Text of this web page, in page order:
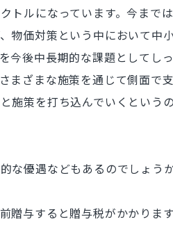
ルになっています。今まで
価対策という中において中
後中長期的な課題としてし
ざまな施策を通じて側面で
策を打ち込んでいくという
な優遇などもあるのでしょうか
与すると贈与税がかかりま